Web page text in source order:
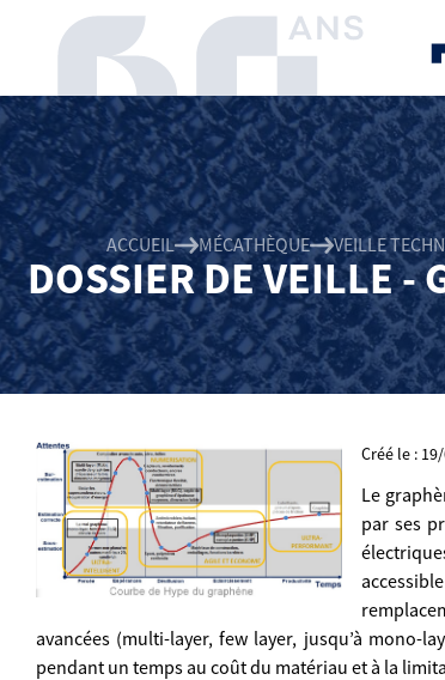
ACCUEIL MÉCATHÈQUE VEILLE
DOSSIER DE VEILLE -
Créé le :
Le
par ses
avancées (multi-layer, few layer, jusqu’à mono-
pendant un temps au coût du matériau et à la